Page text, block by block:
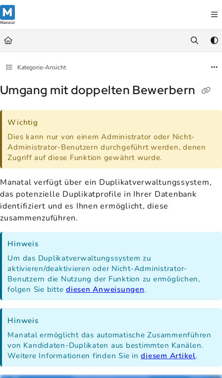
Documentation Index
Fetch the complete documentation index at:
https://
Use this file to discover all available pages before exploring further.
Kategorie-Ansicht
Umgang mit doppelten Bewerbern
Wichtig
Dies kann nur von einem Administrator oder Nicht-
Administrator-Benutzern durchgeführt werden, denen
Zugriff auf diese Funktion gewährt wurde.
Manatal verfügt über ein Duplikatverwaltungssystem,
das potenzielle Duplikatprofile in Ihrer Datenbank
identifiziert und es Ihnen ermöglicht, diese
zusammenzuführen.
Hinweis
Um das Duplikatverwaltungssystem zu
aktivieren/deaktivieren oder Nicht-Administrator-
Benutzern die Nutzung der Funktion zu ermöglichen,
folgen Sie bitte diesen Anweisungen.
Hinweis
Manatal ermöglicht das automatische Zusammenführen
von Kandidaten-Duplikaten aus bestimmten Kanälen.
Weitere Informationen finden Sie indiesem Artikel.